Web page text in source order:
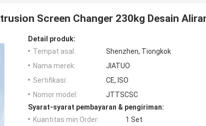
Screen Changer 230kg Desain
Detail produk:
Tempat asal:
Shenzhen, Tiongkok
Nama merek:
JIATUO
Sertifikasi:
CE, ISO
Nomor model:
JTTSCSC
Syarat-syarat pembayaran & pengiriman:
Kuantitas min Order:
1 Set